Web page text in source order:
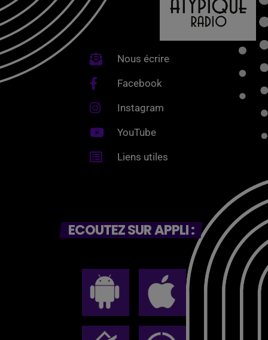
Nous écrire
Facebook
Instagram
YouTube
Liens utiles
ECOUTEZ SUR APPLI :